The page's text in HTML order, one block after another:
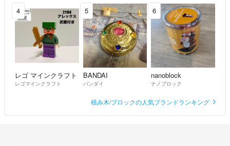
4
レゴ マインクラフト
レゴマインクラフト
5
BANDAI
バンダイ
6
nanoblock
ナノブロック
積み木/ブロックの人気ブランドランキング